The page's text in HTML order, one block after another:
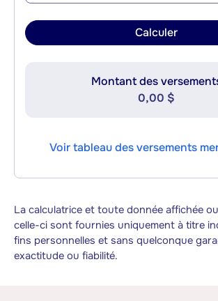
Calculer
Montant des
0,00 $
Voir tableau des versements
La calculatrice et toute donnée affichée
celle-ci sont fournies uniquement à titre
fins personnelles et sans quelconque
exactitude ou fiabilité.